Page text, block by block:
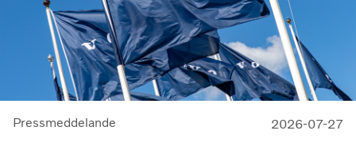
Pressmeddelande 2026-07-27